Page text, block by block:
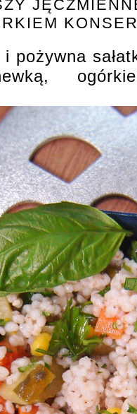
i pożywna